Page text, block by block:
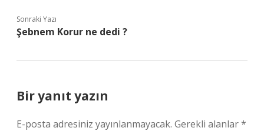
Sonraki Yazı
Şebnem Korur ne dedi ?
Bir yanıt yazın
E-posta adresiniz yayınlanmayacak. Gerekli alanlar*